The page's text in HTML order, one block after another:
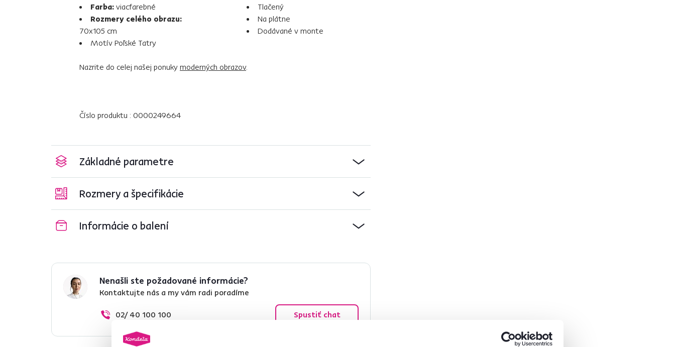
Farba: viacfarebné
Rozmery celého obrazu:
70x105 cm
Motív Poľské Tatry
Tlačený
Na plátne
Dodávané v monte
Nazrite do celej našej ponuky moderných obrazov.
Číslo produktu : 0000249664
Základné parametre
Rozmery a špecifikácie
Informácie o balení
Nenašli ste požadované informácie?
Kontaktujte nás a my vám radi poradíme
02/ 40 100 100 Spustiť chat